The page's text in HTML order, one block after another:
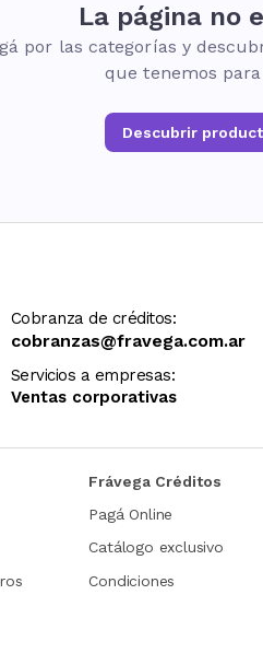
La página no
por las categorías y
que tenemos para
Descubrir
Cobranza de créditos:
cobranzas@fravega.com.ar
Servicios a empresas:
Ventas corporativas
Frávega Créditos
Pagá Online
Catálogo exclusivo
Condiciones